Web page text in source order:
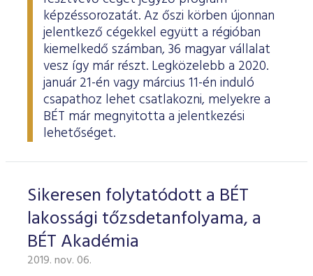
képzéssorozatát. Az őszi körben újonnan
jelentkező cégekkel együtt a régióban
kiemelkedő számban, 36 magyar vállalat
vesz így már részt. Legközelebb a 2020.
január 21-én vagy március 11-én induló
csapathoz lehet csatlakozni, melyekre a
BÉT már megnyitotta a jelentkezési
lehetőséget.
Sikeresen folytatódott a BÉT
lakossági tőzsdetanfolyama, a
BÉT Akadémia
2019. nov. 06.